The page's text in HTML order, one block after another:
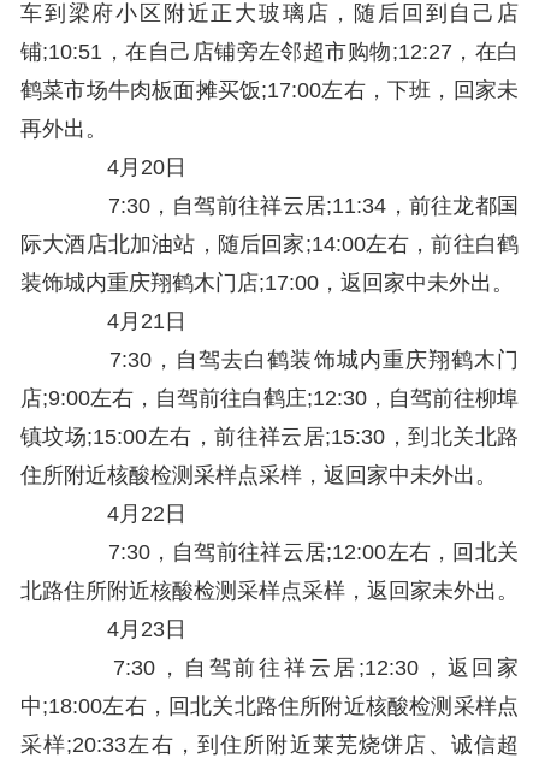
车到梁府小区附近正大玻璃店，随后回到自己店
铺;10:51，在自己店铺旁左邻超市购物;12:27，在白
鹤菜市场牛肉板面摊买饭;17:00左右，下班，回家未
再外出。
4月20日
7:30，自驾前往祥云居;11:34，前往龙都国
际大酒店北加油站，随后回家;14:00左右，前往白鹤
装饰城内重庆翔鹤木门店;17:00，返回家中未外出。
4月21日
7:30，自驾去白鹤装饰城内重庆翔鹤木门
店;9:00左右，自驾前往白鹤庄;12:30，自驾前往柳埠
镇坟场;15:00左右，前往祥云居;15:30，到北关北路
住所附近核酸检测采样点采样，返回家中未外出。
4月22日
7:30，自驾前往祥云居;12:00左右，回北关
北路住所附近核酸检测采样点采样，返回家未外出。
4月23日
7:30，自驾前往祥云居;12:30，返回家
中;18:00左右，回北关北路住所附近核酸检测采样点
采样;20:33左右，到住所附近莱芜烧饼店、诚信超